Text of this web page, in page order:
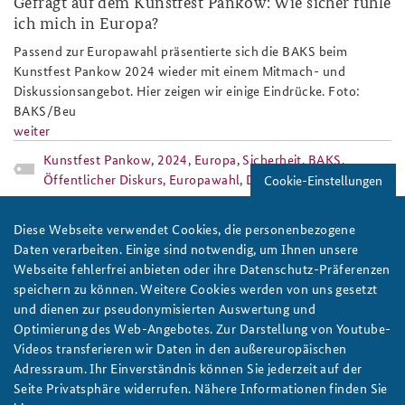
ich mich in Europa?
Passend zur Europawahl präsentierte sich die BAKS beim
Kunstfest Pankow 2024 wieder mit einem Mitmach- und
Diskussionsangebot. Hier zeigen wir einige Eindrücke. Foto:
BAKS/Beu
weiter
Kunstfest Pankow, 2024, Europa, Sicherheit,BAKS,
Öffentlicher Diskurs, Europawahl, Diskussionsangebot
BAKS/Stollberg
BAKS-Veranstaltungskalender 2024
Cookie-Einstellungen
Diese Webseite verwendet Cookies, die personenbezogene
Daten verarbeiten. Einige sind notwendig, um Ihnen unsere
Webseite fehlerfrei anbieten oder ihre Datenschutz-Präferenzen
speichern zu können. Weitere Cookies werden von uns gesetzt
und dienen zur pseudonymisierten Auswertung und
Optimierung des Web-Angebotes. Zur Darstellung von Youtube-
Videos transferieren wir Daten in den außereuropäischen
Adressraum. Ihr Einverständnis können Sie jederzeit auf der
Seite Privatsphäre widerrufen. Nähere Informationen finden Sie